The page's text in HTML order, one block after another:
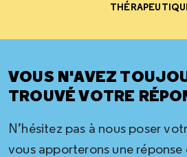
VOUS N'AVEZ
TROUVÉ VOTRE
N’hésitez pas à nous poser
vous apporterons une